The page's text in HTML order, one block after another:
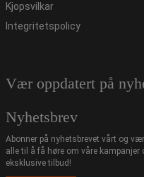
Kjopsvilkar
Integritetspolicy
Vær oppdatert på
Nyhetsbrev
Abonner på nyhetsbrevet vårt og
alle til å få høre om våre kampanjer
eksklusive tilbud!